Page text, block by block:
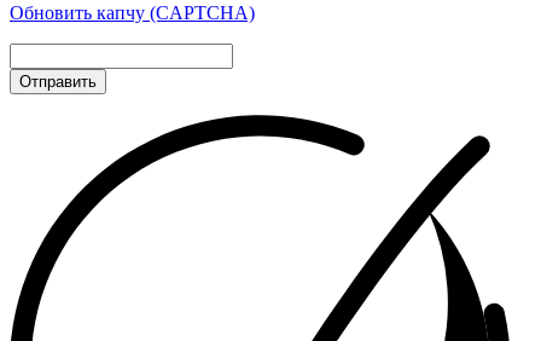
Обновить капчу (CAPTCHA)
Отправить